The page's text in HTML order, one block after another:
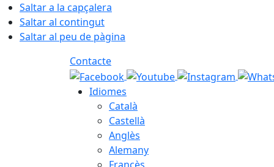
Saltar a la capçalera
Saltar al contingut
Saltar al peu de pàgina
Contacte
Idiomes
Català
Castellà
Anglès
Alemany